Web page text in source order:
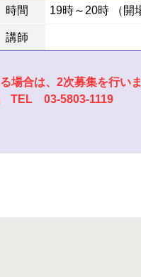
時間 19時～20時 （開
講師
場合は、2次募集を行い
TEL 03-5803-1119